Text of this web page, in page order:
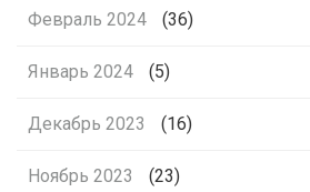
Февраль 2024 (36)
Январь 2024 (5)
Декабрь 2023 (16)
Ноябрь 2023 (23)